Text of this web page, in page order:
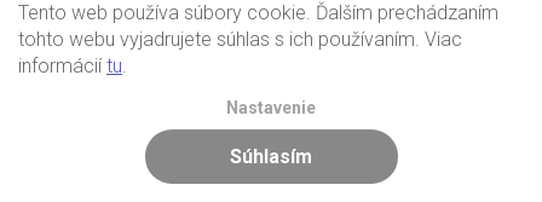
Tento web používa súbory cookie. Ďalším prechádzaním
tohto webu vyjadrujete súhlas s ich používaním. Viac
informáciítu.
Nastavenie
Súhlasím